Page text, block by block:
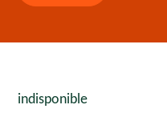
indisponible